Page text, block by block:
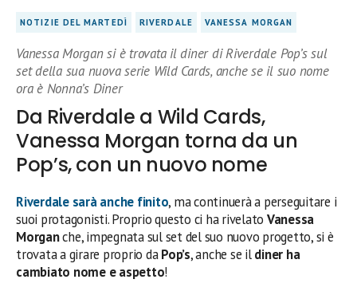
NOTIZIE DEL MARTEDÌ RIVERDALE VANESSA MORGAN
Vanessa Morgan si è trovata il diner di Riverdale Pop’s sul
set della sua nuova serie Wild Cards, anche se il suo nome
ora è Nonna’s Diner
Da Riverdale a Wild Cards,
Vanessa Morgan torna da un
Pop’s, con un nuovo nome
Riverdale sarà anche finito, ma continuerà a perseguitare i
suoi protagonisti. Proprio questo ci ha rivelato Vanessa
Morganche, impegnata sul set del suo nuovo progetto, si è
trovata a girare proprio daPop’s, anche se ildiner ha
cambiato nome e aspetto!